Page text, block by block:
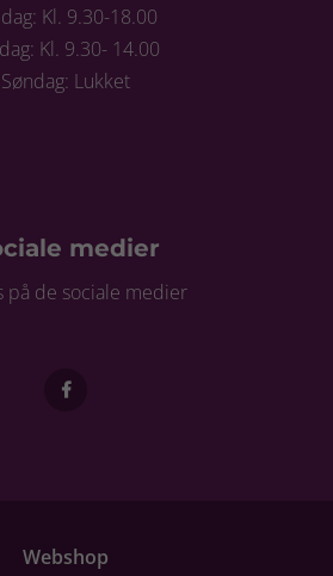
Kl. 9.30-18.00
Kl. 9.30- 14.00
Søndag: Lukket
medier
på de sociale medier
Webshop